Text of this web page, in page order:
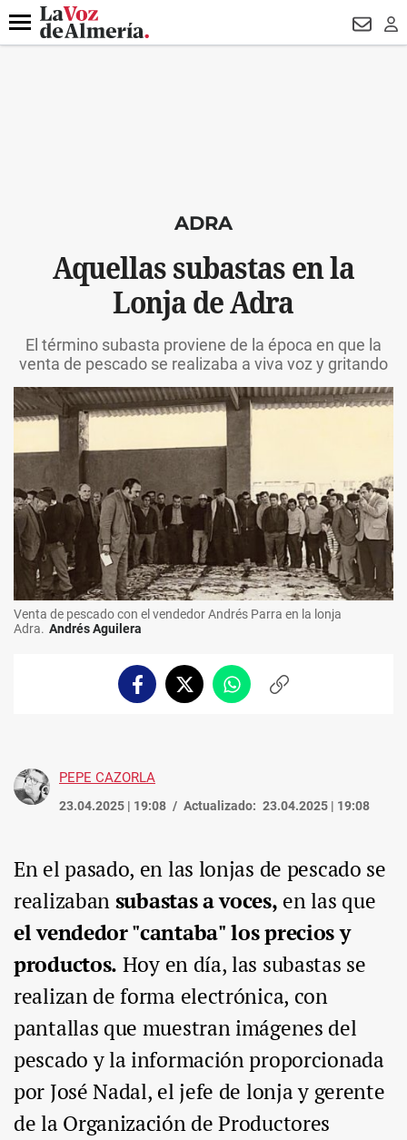
DESTACADO
Menú
ADRA
Aquellas subastas en la
Lonja de Adra
El término subasta proviene de la época en que la
venta de pescado se realizaba a viva voz y gritando
Venta de pescado con el vendedor Andrés Parra en la lonja
Adra. Andrés Aguilera
FacebookTwitterWhatsappCopiar
PEPE CAZORLA
23.04.2025 | 19:08 Actualizado: 23.04.2025 | 19:08
En el pasado, en las lonjas de pescado se
realizabansubastas a voces, en las que
el vendedor "cantaba" los precios y
productos. Hoy en día, las subastas se
realizan de forma electrónica, con
pantallas que muestran imágenes del
pescado y la información proporcionada
por José Nadal, el jefe de lonja y gerente
de la Organización de Productores